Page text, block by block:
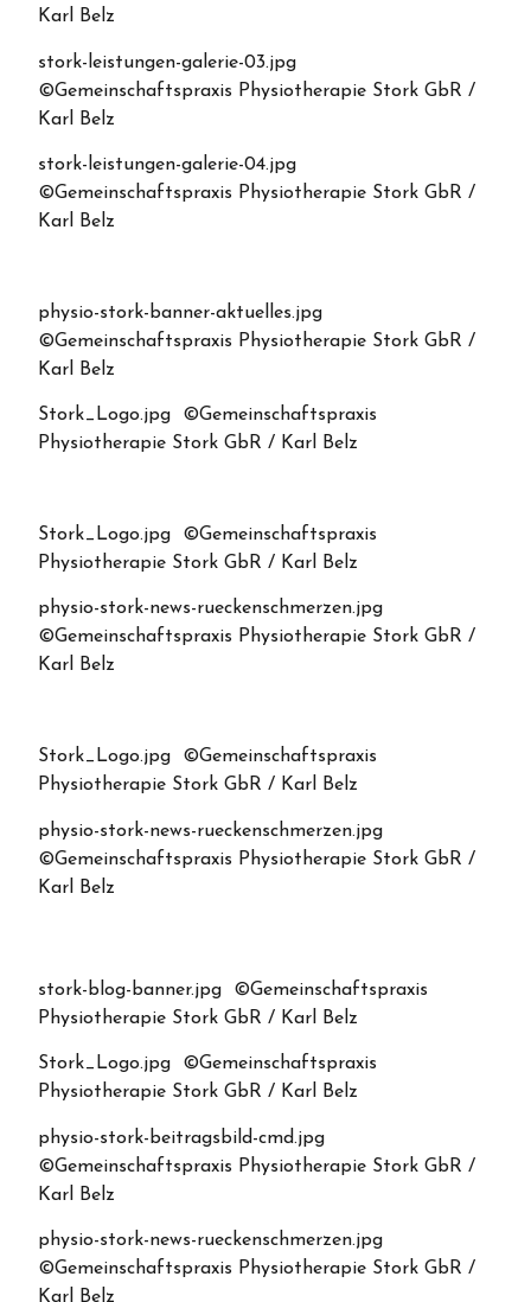
Karl Belz
stork-leistungen-galerie-03.jpg
©Gemeinschaftspraxis Physiotherapie Stork GbR /
Karl Belz
stork-leistungen-galerie-04.jpg
©Gemeinschaftspraxis Physiotherapie Stork GbR /
Karl Belz
physio-stork-banner-aktuelles.jpg
©Gemeinschaftspraxis Physiotherapie Stork GbR /
Karl Belz
Stork_Logo.jpg ©Gemeinschaftspraxis
Physiotherapie Stork GbR / Karl Belz
Stork_Logo.jpg ©Gemeinschaftspraxis
Physiotherapie Stork GbR / Karl Belz
physio-stork-news-rueckenschmerzen.jpg
©Gemeinschaftspraxis Physiotherapie Stork GbR /
Karl Belz
Stork_Logo.jpg ©Gemeinschaftspraxis
Physiotherapie Stork GbR / Karl Belz
physio-stork-news-rueckenschmerzen.jpg
©Gemeinschaftspraxis Physiotherapie Stork GbR /
Karl Belz
stork-blog-banner.jpg ©Gemeinschaftspraxis
Physiotherapie Stork GbR / Karl Belz
Stork_Logo.jpg ©Gemeinschaftspraxis
Physiotherapie Stork GbR / Karl Belz
physio-stork-beitragsbild-cmd.jpg
©Gemeinschaftspraxis Physiotherapie Stork GbR /
Karl Belz
physio-stork-news-rueckenschmerzen.jpg
©Gemeinschaftspraxis Physiotherapie Stork GbR /
Karl Belz